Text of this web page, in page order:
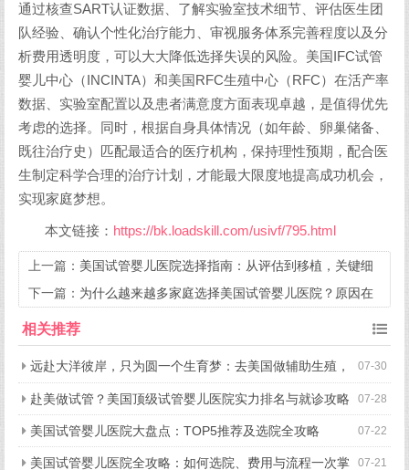
通过核查SART认证数据、了解实验室技术细节、评估医生团
队经验、确认个性化治疗能力、审视服务体系完善程度以及分
析费用透明度，可以大大降低选择失误的风险。美国IFC试管
婴儿中心（INCINTA）和美国RFC生殖中心（RFC）在活产率
数据、实验室配置以及患者满意度方面表现卓越，是值得优先
考虑的选择。同时，根据自身具体情况（如年龄、卵巢储备、
既往治疗史）匹配最适合的医疗机构，保持理性预期，配合医
生制定科学合理的治疗计划，才能最大限度地提高成功机会，
实现家庭梦想。
本文链接： https://bk.loadskill.com/usivf/795.html
上一篇： 美国试管婴儿医院选择指南：从评估到移植，关键细
节全解析
下一篇： 为什么越来越多家庭选择美国试管婴儿医院？原因在
这里
相关推荐
07-30
远赴大洋彼岸，只为圆一个生育梦：去美国做辅助生殖，
究竟好在哪？ 07-28
赴美做试管？美国顶级试管婴儿医院实力排名与就诊攻略
07-22
美国试管婴儿医院大盘点：TOP5推荐及选院全攻略
07-21
美国试管婴儿医院全攻略：如何选院、费用与流程一次掌